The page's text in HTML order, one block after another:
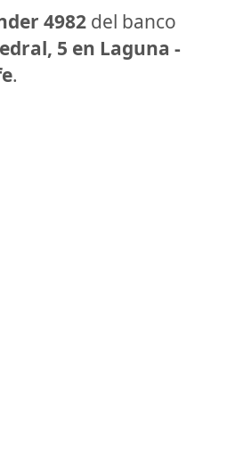
4982 del banco
5 en Laguna -
.